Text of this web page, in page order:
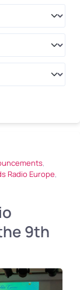
,
Radio Europe,
9th